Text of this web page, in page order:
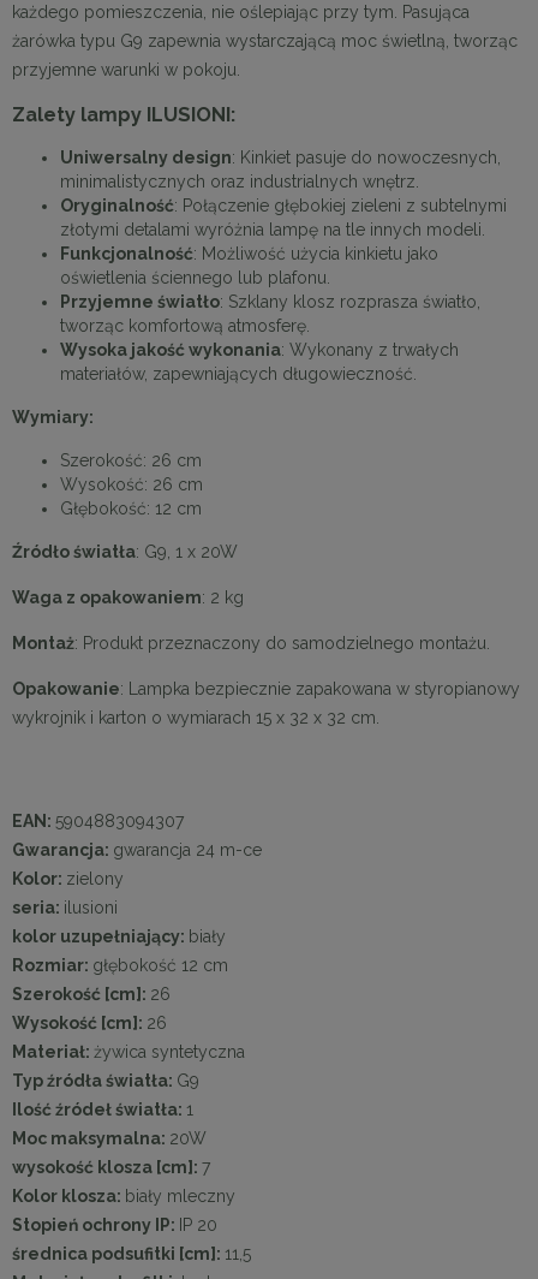
każdego pomieszczenia, nie oślepiając przy tym. Pasująca
żarówka typu G9 zapewnia wystarczającą moc świetlną, tworząc
przyjemne warunki w pokoju.
Zalety lampy ILUSIONI:
Uniwersalny design: Kinkiet pasuje do nowoczesnych,
minimalistycznych oraz industrialnych wnętrz.
Oryginalność: Połączenie głębokiej zieleni z subtelnymi
złotymi detalami wyróżnia lampę na tle innych modeli.
Funkcjonalność: Możliwość użycia kinkietu jako
oświetlenia ściennego lub plafonu.
Przyjemne światło: Szklany klosz rozprasza światło,
tworząc komfortową atmosferę.
Wysoka jakość wykonania: Wykonany z trwałych
materiałów, zapewniających długowieczność.
Wymiary:
Szerokość: 26 cm
Wysokość: 26 cm
Głębokość: 12 cm
Źródło światła: G9, 1 x 20W
Waga z opakowaniem: 2 kg
Montaż: Produkt przeznaczony do samodzielnego montażu.
Opakowanie: Lampka bezpiecznie zapakowana w styropianowy
wykrojnik i karton o wymiarach 15 x 32 x 32 cm.
EAN: 5904883094307
Gwarancja: gwarancja 24 m-ce
Kolor: zielony
seria: ilusioni
kolor uzupełniający: biały
Rozmiar: głębokość 12 cm
Szerokość [cm]: 26
Wysokość [cm]: 26
Materiał: żywica syntetyczna
Typ źródła światła: G9
Ilość źródeł światła: 1
Moc maksymalna: 20W
wysokość klosza [cm]: 7
Kolor klosza: biały mleczny
Stopień ochrony IP: IP 20
średnica podsufitki [cm]: 11,5